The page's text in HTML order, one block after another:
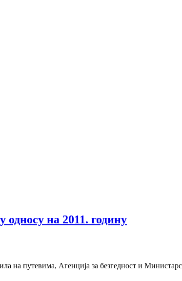
на 2011. годину
на путевима, Агенција за безгедност и